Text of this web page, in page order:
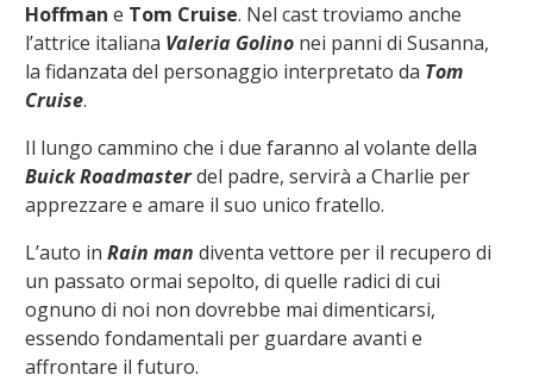
Hoffman e Tom Cruise. Nel cast troviamo anche
l’attrice italiana Valeria Golinonei panni di Susanna,
la fidanzata del personaggio interpretato da Tom
Cruise.
Il lungo cammino che i due faranno al volante della
Buick Roadmasterdel padre, servirà a Charlie per
apprezzare e amare il suo unico fratello.
L’auto in Rain man diventa vettore per il recupero di
un passato ormai sepolto, di quelle radici di cui
ognuno di noi non dovrebbe mai dimenticarsi,
essendo fondamentali per guardare avanti e
affrontare il futuro.